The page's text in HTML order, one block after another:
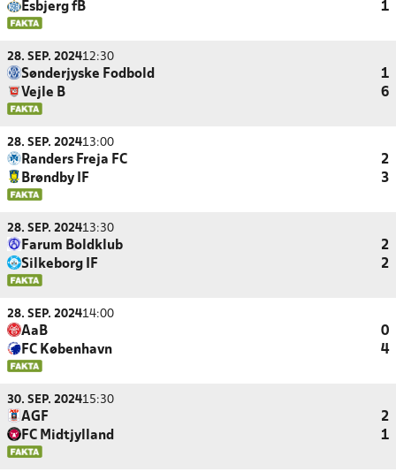
Esbjerg fB
1
28. SEP. 202412:30
Sønderjyske Fodbold
1
Vejle B
6
28. SEP. 202413:00
Randers Freja FC
2
Brøndby IF
3
28. SEP. 202413:30
Farum Boldklub
2
Silkeborg IF
2
28. SEP. 202414:00
AaB
0
FC København
4
30. SEP. 202415:30
AGF
2
FC Midtjylland
1